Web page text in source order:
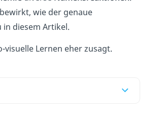
wie der genaue
diesem Artikel.
Lernen eher zusagt.